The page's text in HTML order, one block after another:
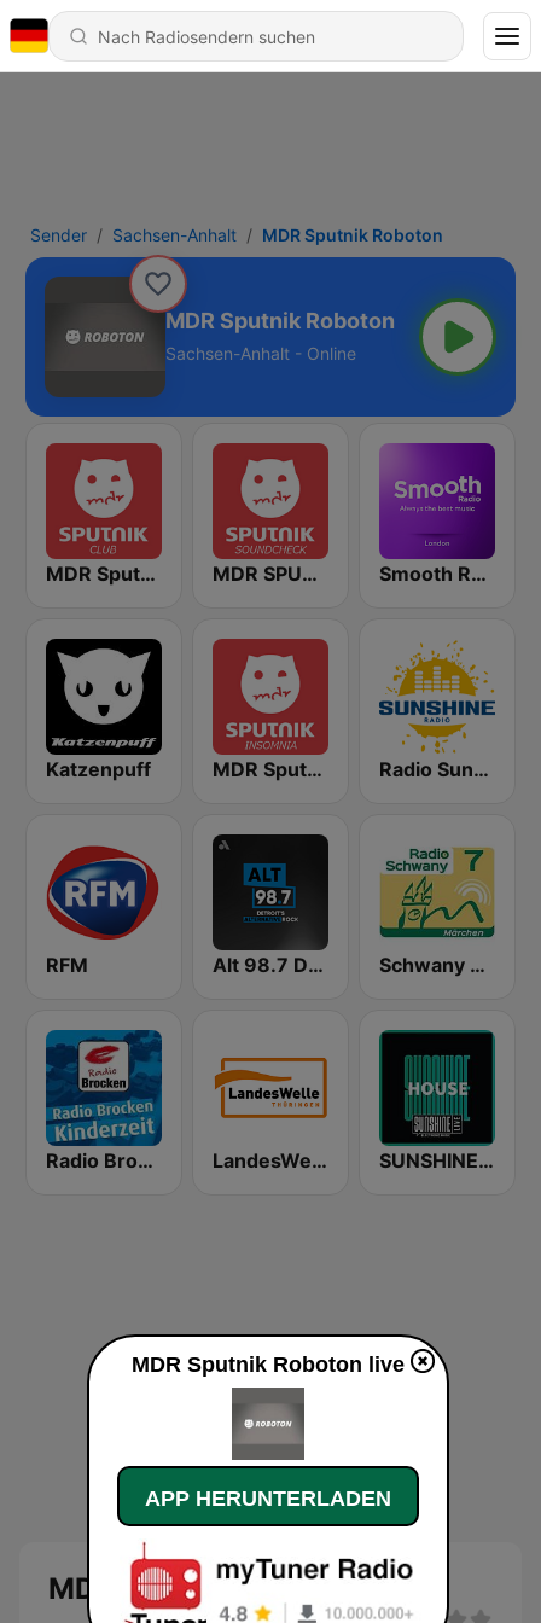
Sender Sachsen-Anhalt MDR Sputnik Roboton
MDR Sputnik Roboton
Sachsen-Anhalt - Online
MDR Sputnik Club MDR SPUTNIK Soundcheck Smooth Radio London
Katzenpuff MDR Sputnik Firstplay Radio Sunshine
RFM Alt 98.7 Detroit Schwany 7 Märchen & Kinderradio
Radio Brocken Kinderzeit LandesWelle Thüringen SUNSHINE LIVE - House
MDR Sputnik Roboton Live
MDR Sputnik Roboton live
APP HERUNTERLADEN